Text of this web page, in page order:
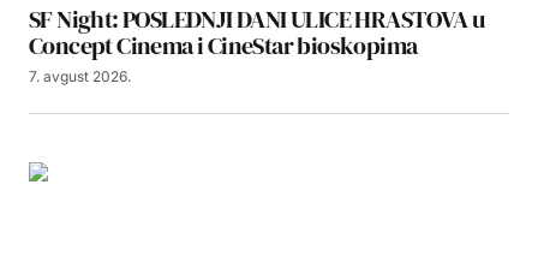
SF Night: POSLEDNJI DANI ULICE HRASTOVA u
Concept Cinema i CineStar bioskopima
7. avgust 2026.